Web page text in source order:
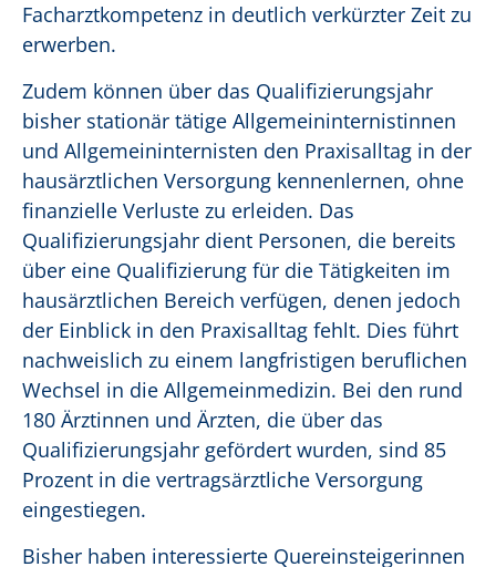
Facharztkompetenz in deutlich verkürzter Zeit zu
erwerben.
Zudem können über das Qualifizierungsjahr
bisher stationär tätige Allgemeininternistinnen
und Allgemeininternisten den Praxisalltag in der
hausärztlichen Versorgung kennenlernen, ohne
finanzielle Verluste zu erleiden. Das
Qualifizierungsjahr dient Personen, die bereits
über eine Qualifizierung für die Tätigkeiten im
hausärztlichen Bereich verfügen, denen jedoch
der Einblick in den Praxisalltag fehlt. Dies führt
nachweislich zu einem langfristigen beruflichen
Wechsel in die Allgemeinmedizin. Bei den rund
180 Ärztinnen und Ärzten, die über das
Qualifizierungsjahr gefördert wurden, sind 85
Prozent in die vertragsärztliche Versorgung
eingestiegen.
Bisher haben interessierte Quereinsteigerinnen